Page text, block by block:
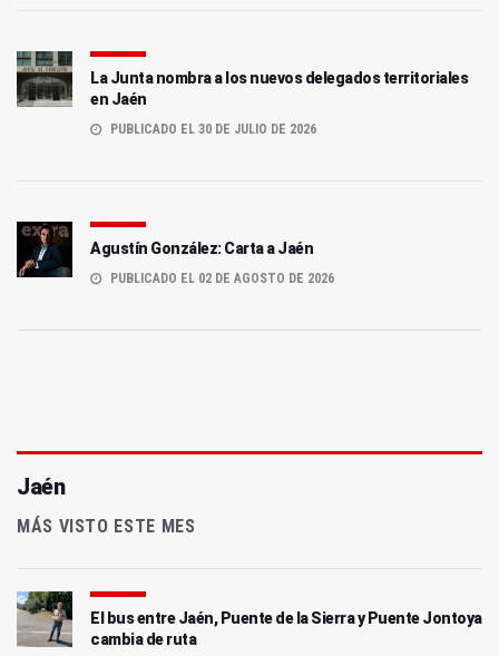
La Junta nombra a los nuevos delegados territoriales
en Jaén
PUBLICADO EL 30 DE JULIO DE 2026
Agustín González: Carta a Jaén
PUBLICADO EL 02 DE AGOSTO DE 2026
Jaén
MÁS VISTO ESTE MES
El bus entre Jaén, Puente de la Sierra y Puente Jontoya
cambia de ruta